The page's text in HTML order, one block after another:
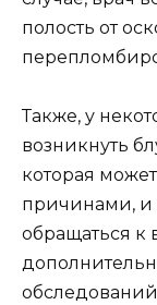
полость от
Также, у
возникнуть
которая
причинами, и
обращаться к